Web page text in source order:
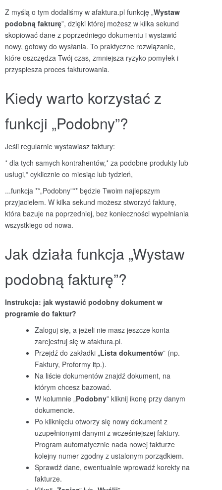
Z myślą o tym dodaliśmy w afaktura.pl funkcję „Wystaw
podobną fakturę”, dzięki której możesz w kilka sekund
skopiować dane z poprzedniego dokumentu i wystawić
nowy, gotowy do wysłania. To praktyczne rozwiązanie,
które oszczędza Twój czas, zmniejsza ryzyko pomyłek i
przyspiesza proces fakturowania.
Kiedy warto korzystać z
funkcji „Podobny”?
Jeśli regularnie wystawiasz faktury:
* dla tych samych kontrahentów,* za podobne produkty lub
usługi,* cyklicznie co miesiąc lub tydzień,
...funkcja **„Podobny”** będzie Twoim najlepszym
przyjacielem. W kilka sekund możesz stworzyć fakturę,
która bazuje na poprzedniej, bez konieczności wypełniania
wszystkiego od nowa.
Jak działa funkcja „Wystaw
podobną fakturę”?
Instrukcja: jak wystawić podobny dokument w
programie do faktur?
Zaloguj się, a jeżeli nie masz jeszcze konta
zarejestruj się w afaktura.pl.
Przejdź do zakładki „Lista dokumentów” (np.
Faktury, Proformy itp.).
Na liście dokumentów znajdź dokument, na
którym chcesz bazować.
W kolumnie „Podobny” kliknij ikonę przy danym
dokumencie.
Po kliknięciu otworzy się nowy dokument z
uzupełnionymi danymi z wcześniejszej faktury.
Program automatycznie nada nowej fakturze
kolejny numer zgodny z ustalonym porządkiem.
Sprawdź dane, ewentualnie wprowadź korekty na
fakturze.